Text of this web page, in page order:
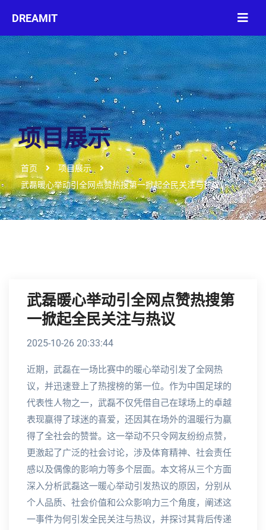
项目展示
首页
项目展示
武磊暖心举动引全网点赞热搜第一掀起全民关注与热议
武磊暖心举动引全网点赞热搜第
一掀起全民关注与热议
2025-10-26 20:33:44
近期，武磊在一场比赛中的暖心举动引发了全网热
议，并迅速登上了热搜榜的第一位。作为中国足球的
代表性人物之一，武磊不仅凭借自己在球场上的卓越
表现赢得了球迷的喜爱，还因其在场外的温暖行为赢
得了全社会的赞誉。这一举动不只令网友纷纷点赞，
更激起了广泛的社会讨论，涉及体育精神、社会责任
感以及偶像的影响力等多个层面。本文将从三个方面
深入分析武磊这一暖心举动引发热议的原因，分别从
个人品质、社会价值和公众影响力三个角度，阐述这
一事件为何引发全民关注与热议，并探讨其背后传递